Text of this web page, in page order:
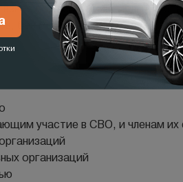
подберем минимальные
без мелкого шрифта!
учаcтие в СBО, и члeнам их
организаций